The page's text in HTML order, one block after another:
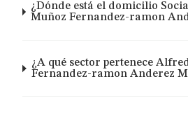
¿Dónde está el domicilio
Muñoz Fernandez-ramon
¿A qué sector pertenece
Fernandez-ramon Anderez